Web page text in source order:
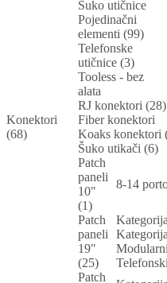
Šuko utičnice
Pojedinačni
elementi (99)
Telefonske
utičnice (3)
Tooless - bez
alata
Konektori
(68)
RJ konektori (28)
Fiber konektori
Koaks konektori
Šuko utikači (6)
Patch
paneli
10"
(1)
8-14
Patch
paneli
19"
(25)
Patch